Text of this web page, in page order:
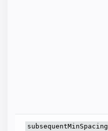
subsequentMinSpacing